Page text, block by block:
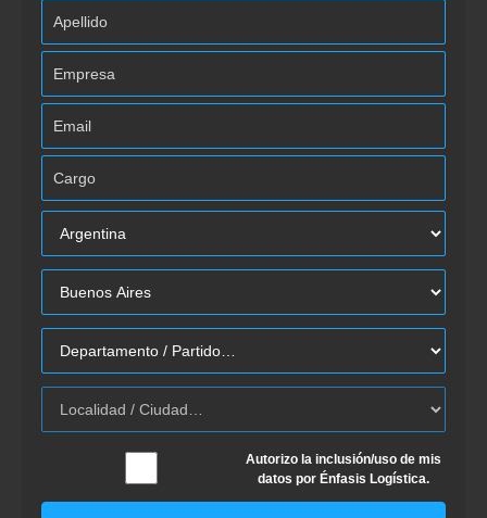
Autorizo la inclusión/uso de mis
datos por Énfasis Logística.